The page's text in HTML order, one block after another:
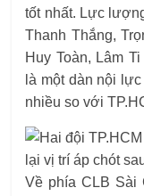
tốt nhất. Lực
Thanh Thắng,
Huy Toàn, Lâm
là một dàn nội
nhiều so với
lại vị trí áp chót
Về phía CLB Sài